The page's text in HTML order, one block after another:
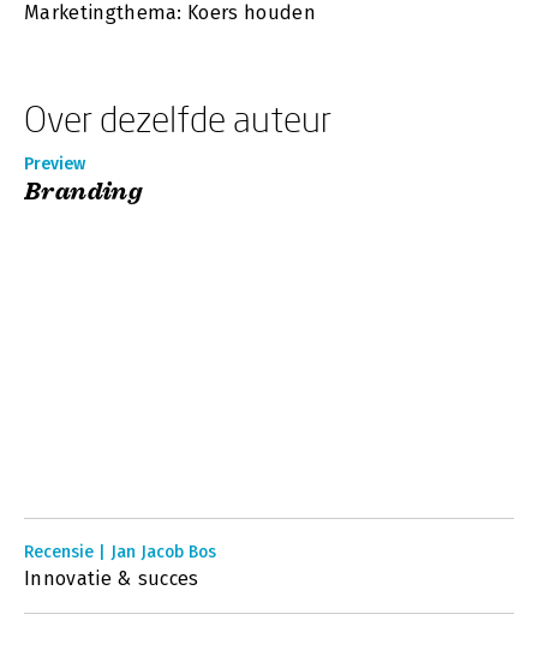
Marketingthema: Koers houden
Over dezelfde auteur
Preview
Branding
Recensie | Jan Jacob Bos
Innovatie & succes